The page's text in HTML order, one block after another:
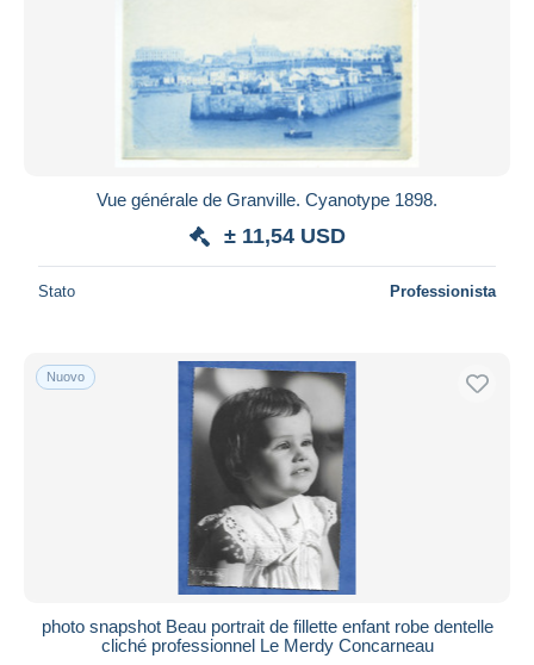
Vue générale de Granville. Cyanotype 1898.
± 11,54 USD
Stato Professionista
Nuovo
photo snapshot Beau portrait de fillette enfant robe dentelle
cliché professionnel Le Merdy Concarneau